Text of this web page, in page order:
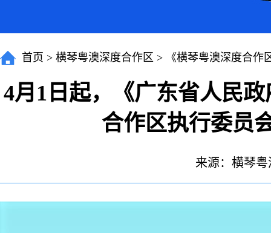
首页 > 横琴粤澳深度合作区 > 《横琴粤澳深度合作
4月1日起，《广东省人民
合作区执行委员
来源：横琴